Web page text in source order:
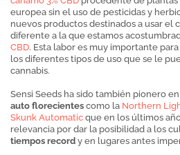
europea sin el uso de pesticidas y
nuevos productos destinados a usar el
diferente a la que estamos
CBD. Esta labor es muy importante
los diferentes tipos de uso que se le
cannabis.
Sensi Seeds ha sido también pionero
auto florecientes como la Northern
Skunk Automatic que en los últimos
relevancia por dar la posibilidad a los
tiempos record y en lugares antes